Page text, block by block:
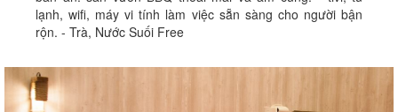
lạnh, wifi, máy vi tính làm việc sẵn sàng cho người bận
rộn. - Trà, Nước Suối Free